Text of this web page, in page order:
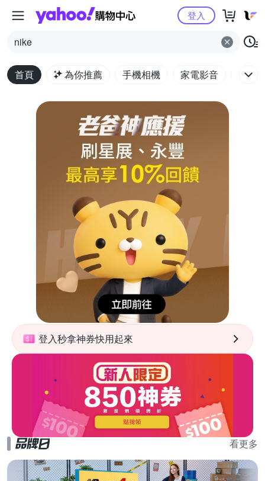
Yahoo購物中心
nike
登入
首頁 為你推薦 手機相機 家電影音 電腦
登入秒拿神券快用起來
看更多